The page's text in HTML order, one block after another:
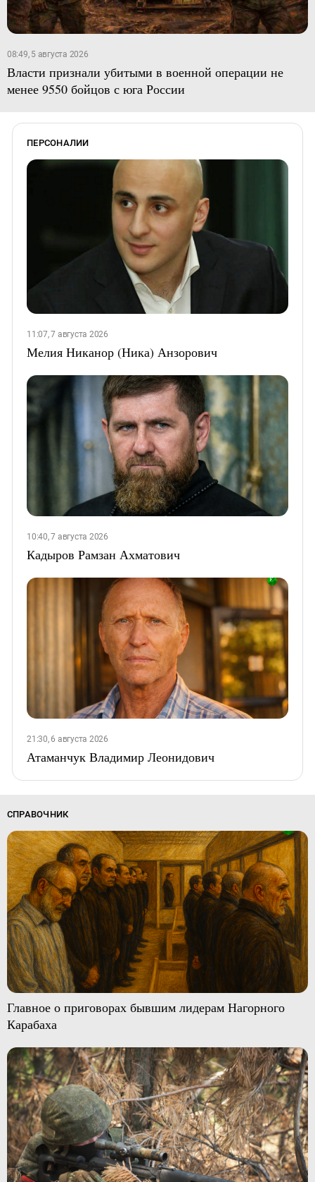
08:49, 5 августа 2026
Власти признали убитыми в военной операции не
менее 9550 бойцов с юга России
ПЕРСОНАЛИИ
11:07, 7 августа 2026
Мелия Никанор (Ника) Анзорович
10:40, 7 августа 2026
Кадыров Рамзан Ахматович
21:30, 6 августа 2026
Атаманчук Владимир Леонидович
СПРАВОЧНИК
Главное о приговорах бывшим лидерам Нагорного
Карабаха